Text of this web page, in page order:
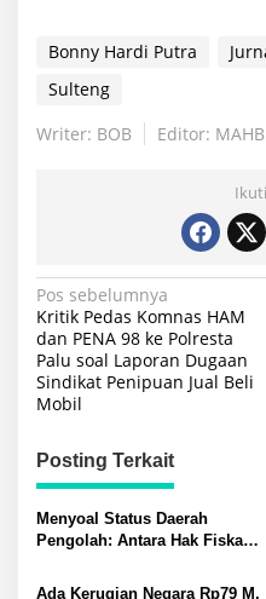
Bonny Hardi Putra
Sulteng
Writer: BOB
Editor:
Navigasi
pos
Pos sebelumnya
Kritik Pedas Komnas HAM
dan PENA 98 ke Polresta
Palu soal Laporan Dugaan
Sindikat Penipuan Jual Beli
Mobil
Posting Terkait
Menyoal Status Daerah
Pengolah: Antara Hak Fiskal
Morowali-Morut
Ada Kerugian Negara Rp79 M,